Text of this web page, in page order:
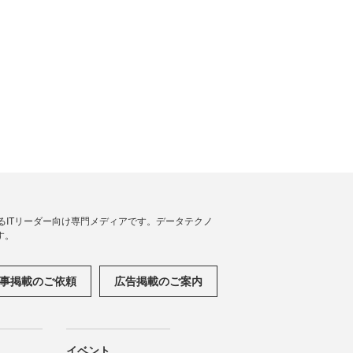
リーダー向け専門メディアです。データテクノ
掲載のご依頼 広告掲載のご案内
イベント